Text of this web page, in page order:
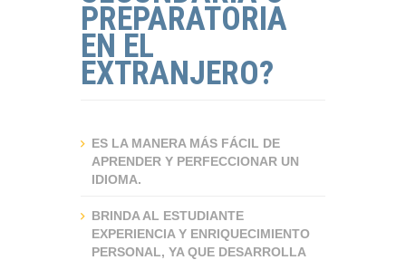
PREPARATORIA
EN EL
EXTRANJERO?
ES LA MANERA MÁS FÁCIL DE
APRENDER Y PERFECCIONAR UN
IDIOMA.
BRINDA AL ESTUDIANTE
EXPERIENCIA Y ENRIQUECIMIENTO
PERSONAL, YA QUE DESARROLLA